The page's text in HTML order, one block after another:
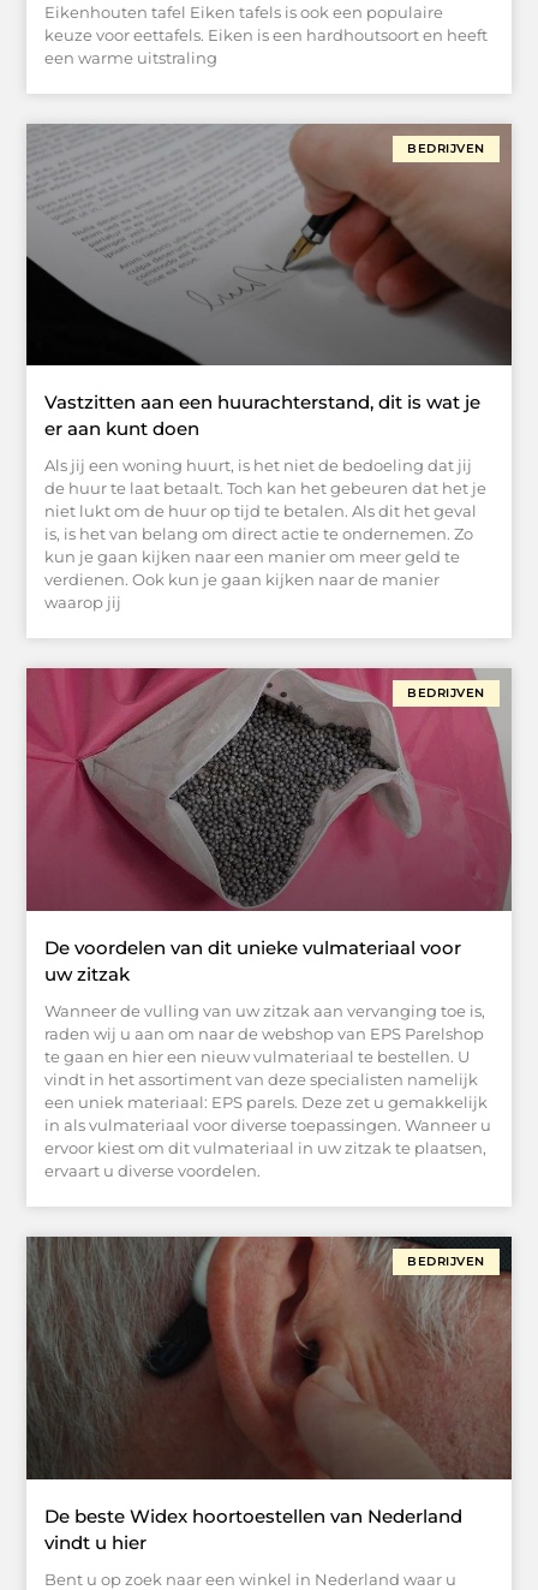
Eikenhouten tafel Eiken tafels is ook een populaire
keuze voor eettafels. Eiken is een hardhoutsoort en heeft
een warme uitstraling
BEDRIJVEN
Vastzitten aan een huurachterstand, dit is wat je
er aan kunt doen
Als jij een woning huurt, is het niet de bedoeling dat jij
de huur te laat betaalt. Toch kan het gebeuren dat het je
niet lukt om de huur op tijd te betalen. Als dit het geval
is, is het van belang om direct actie te ondernemen. Zo
kun je gaan kijken naar een manier om meer geld te
verdienen. Ook kun je gaan kijken naar de manier
waarop jij
BEDRIJVEN
De voordelen van dit unieke vulmateriaal voor
uw zitzak
Wanneer de vulling van uw zitzak aan vervanging toe is,
raden wij u aan om naar de webshop van EPS Parelshop
te gaan en hier een nieuw vulmateriaal te bestellen. U
vindt in het assortiment van deze specialisten namelijk
een uniek materiaal: EPS parels. Deze zet u gemakkelijk
in als vulmateriaal voor diverse toepassingen. Wanneer u
ervoor kiest om dit vulmateriaal in uw zitzak te plaatsen,
ervaart u diverse voordelen.
BEDRIJVEN
De beste Widex hoortoestellen van Nederland
vindt u hier
Bent u op zoek naar een winkel in Nederland waar u